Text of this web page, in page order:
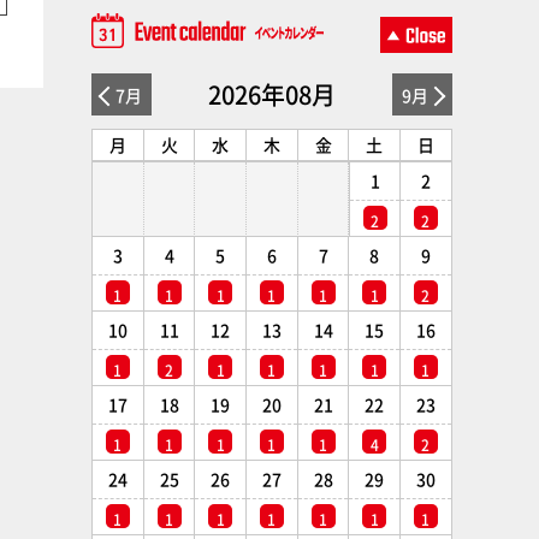
7月 2026年08月 9月
月 火 水 木 金 土
日
1
2
2
2
3
1
4
1
5
1
6
1
7
1
8
1
9
2
10
1
11
2
12
1
13
1
14
1
15
1
16
1
17
1
18
1
19
1
20
1
21
1
22
4
23
2
24
1
25
1
26
1
27
1
28
1
29
1
30
1